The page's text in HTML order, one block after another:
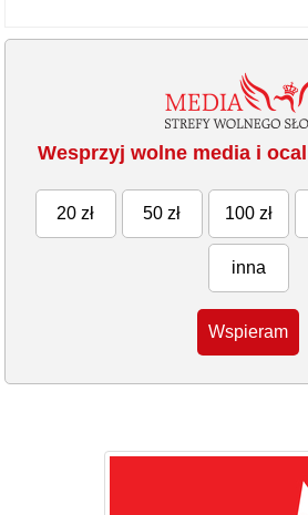
Wesprzyj wolne media i
20 zł 50 zł 100 zł
inna
Wspieram